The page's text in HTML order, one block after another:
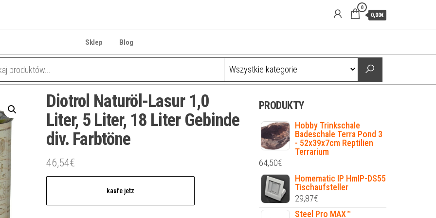
0
0,00€
Sklep Blog
Diotrol Naturöl-Lasur 1,0
Liter, 5 Liter, 18 Liter Gebinde
div. Farbtöne
46,54€
kaufe jetz
PRODUKTY
Hobby Trinkschale
Badeschale Terra Pond 3
- 52x39x7cm Reptilien
Terrarium
64,50€
Homematic IP HmIP-DS55
Tischaufsteller
29,87€
Steel Pro MAX™